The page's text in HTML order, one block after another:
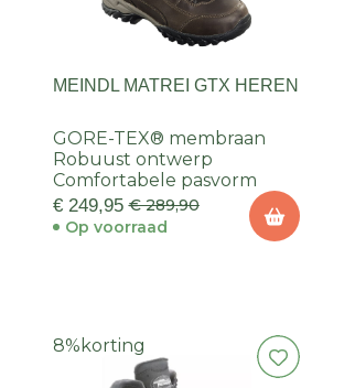
MEINDL MATREI GTX HEREN
GORE-TEX® membraan
Robuust ontwerp
Comfortabele pasvorm
€ 249,95 € 289,90
Op voorraad
8% korting